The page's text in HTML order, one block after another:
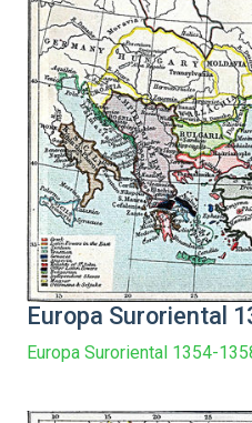
Europa Suroriental
Europa Suroriental 1354-